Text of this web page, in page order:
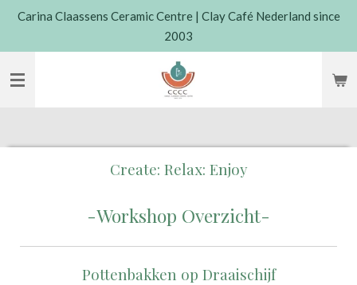
Skip
content
Carina Claassens Ceramic Centre | Clay Café Nederland since
2003
Create: Relax: Enjoy
-Workshop Overzicht-
Pottenbakken op Draaischijf